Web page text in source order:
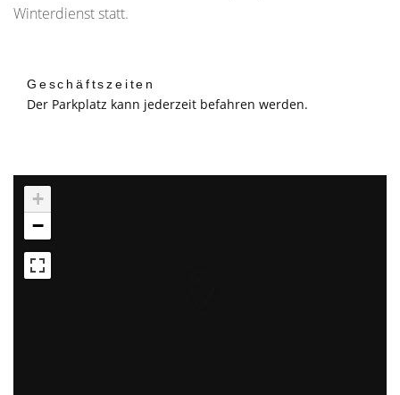
Winterdienst statt.
Geschäftszeiten
Der Parkplatz kann jederzeit befahren werden.
+
−